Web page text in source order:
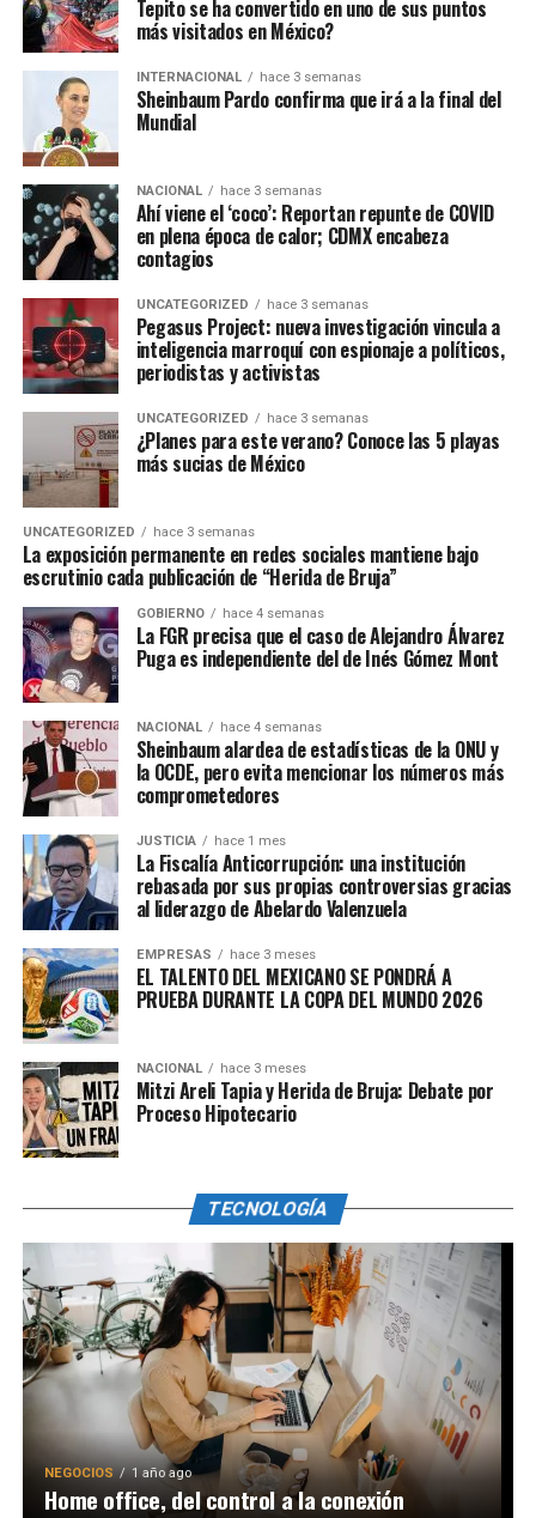
Tepito se ha convertido en uno de sus puntos
más visitados en México?
INTERNACIONAL hace 3 semanas
Sheinbaum Pardo confirma que irá a la final del
Mundial
NACIONAL hace 3 semanas
Ahí viene el ‘coco’: Reportan repunte de COVID
en plena época de calor; CDMX encabeza
contagios
UNCATEGORIZED hace 3 semanas
Pegasus Project: nueva investigación vincula a
inteligencia marroquí con espionaje a políticos,
periodistas y activistas
UNCATEGORIZED hace 3 semanas
¿Planes para este verano? Conoce las 5 playas
más sucias de México
UNCATEGORIZED hace 3 semanas
La exposición permanente en redes sociales mantiene bajo
escrutinio cada publicación de “Herida de Bruja”
GOBIERNO hace 4 semanas
La FGR precisa que el caso de Alejandro Álvarez
Puga es independiente del de Inés Gómez Mont
NACIONAL hace 4 semanas
Sheinbaum alardea de estadísticas de la ONU y
la OCDE, pero evita mencionar los números más
comprometedores
JUSTICIA hace 1 mes
La Fiscalía Anticorrupción: una institución
rebasada por sus propias controversias gracias
al liderazgo de Abelardo Valenzuela
EMPRESAS hace 3 meses
EL TALENTO DEL MEXICANO SE PONDRÁ A
PRUEBA DURANTE LA COPA DEL MUNDO 2026
NACIONAL hace 3 meses
Mitzi Areli Tapia y Herida de Bruja: Debate por
Proceso Hipotecario
TECNOLOGÍA
NEGOCIOS 1 año ago
Home office, del control a la conexión